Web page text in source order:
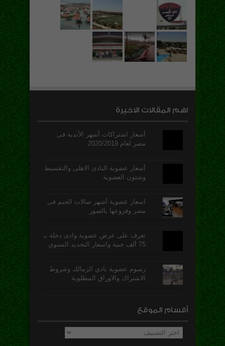
اهم المقالات الاخيرة
أسعار اشتراكات أشهر الأندية فى
مصر لعام 2020/2019
أسعار عضوية النادى الاهلى والتقسيط
وشئون العضوية
اسعار عضوية أشهر صالات الجيم فى
مصر وفروعها بالصور
تعرف على عرض عضوية وادى دجلة بـ
75 ألف جنية واسعار التجديد السنوى
رسوم عضوية نادي الزمالك وشروط
الاشتراك والاوراق المطلوبة
أقسام الموقع
أقسام
الموقع